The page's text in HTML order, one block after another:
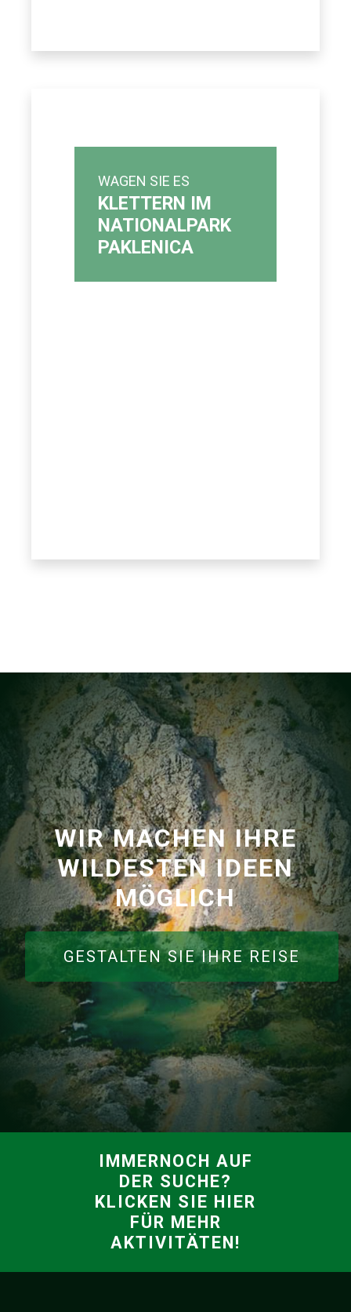
WAGEN SIE ES
KLETTERN IM
NATIONALPARK
PAKLENICA
WIR MACHEN IHRE
WILDESTEN IDEEN
MÖGLICH
GESTALTEN SIE IHRE REISE
IMMERNOCH AUF
DER SUCHE?
KLICKEN SIE HIER
FÜR MEHR
AKTIVITÄTEN!